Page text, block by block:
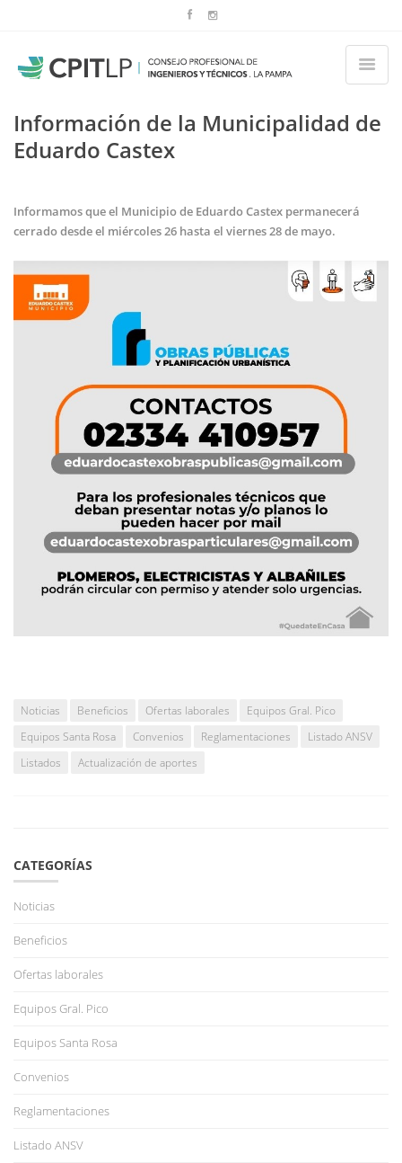
Información de la Municipalidad de
Eduardo Castex
Informamos que el Municipio de Eduardo Castex permanecerá
cerrado desde el miércoles 26 hasta el viernes 28 de mayo.
Noticias Beneficios Ofertas laborales
Equipos Gral. Pico
Equipos Santa Rosa
Convenios Reglamentaciones
Listado ANSV
Listados
Actualización de aportes
CATEGORÍAS
Noticias
Beneficios
Ofertas laborales
Equipos Gral. Pico
Equipos Santa Rosa
Convenios
Reglamentaciones
Listado ANSV